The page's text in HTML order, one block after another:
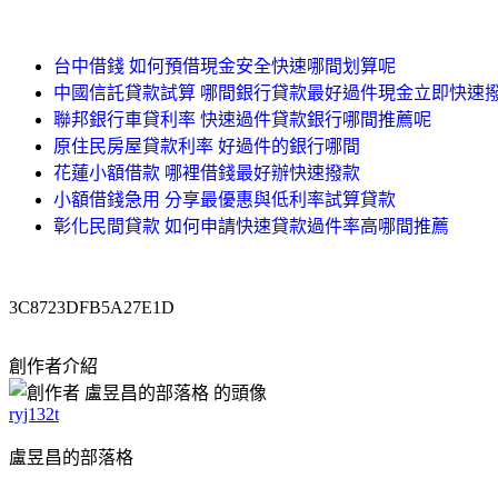
台中借錢 如何預借現金安全快速哪間划算呢
中國信託貸款試算 哪間銀行貸款最好過件現金立即快速
聯邦銀行車貸利率 快速過件貸款銀行哪間推薦呢
原住民房屋貸款利率 好過件的銀行哪間
花蓮小額借款 哪裡借錢最好辦快速撥款
小額借錢急用 分享最優惠與低利率試算貸款
彰化民間貸款 如何申請快速貸款過件率高哪間推薦
3C8723DFB5A27E1D
創作者介紹
ryj132t
盧昱昌的部落格